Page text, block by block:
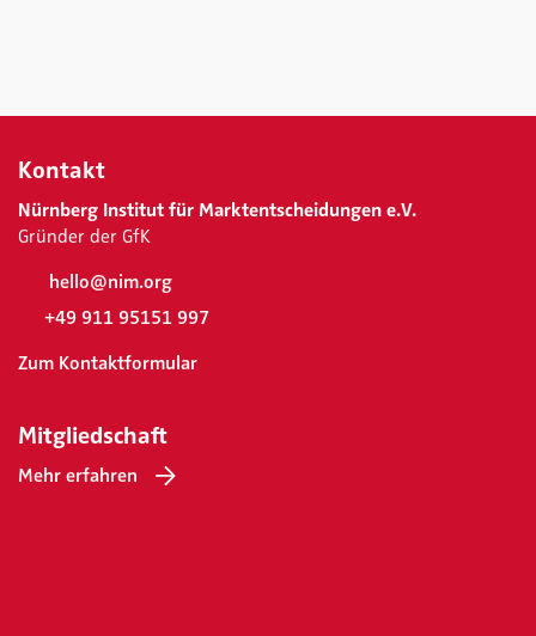
Kontakt
Nürnberg Institut für Marktentscheidungen e.V.
Gründer der GfK
hello@nim.org
+49 911 95151 997
Zum Kontaktformular
Mitgliedschaft
Mehr erfahren